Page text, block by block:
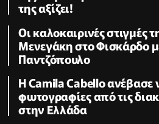
της αξίζει!
Oι καλοκαιρινές στιγμές
Μενεγάκη στο Φισκάρδο
Παντζόπουλο
Η Camila Cabello ανέβασε
φωτογραφίες από τις
στην Ελλάδα